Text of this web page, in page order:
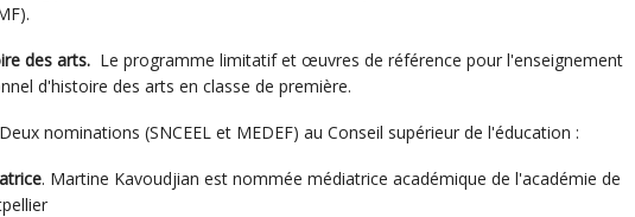
des arts. Le programme limitatif et œuvres de référence pour l'enseignement
d'histoire des arts en classe de première.
nominations (SNCEEL et MEDEF) au Conseil supérieur de l'éducation :
. Martine Kavoudjian est nommée médiatrice académique de l'académie de